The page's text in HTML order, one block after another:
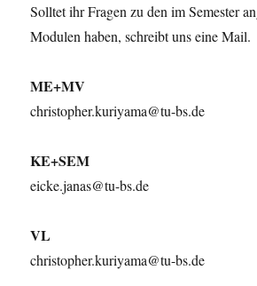
Solltet ihr Fragen zu den im Semester
Modulen haben, schreibt uns eine Mail.
ME+MV
christopher.kuriyama@tu-bs.de
KE+SEM
eicke.janas@tu-bs.de
VL
christopher.kuriyama@tu-bs.de